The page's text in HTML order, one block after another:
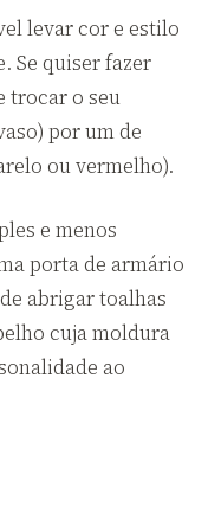
levar cor e estilo
Se quiser fazer
trocar o seu
por um de
ou vermelho).
e menos
porta de armário
abrigar toalhas
cuja moldura
ao